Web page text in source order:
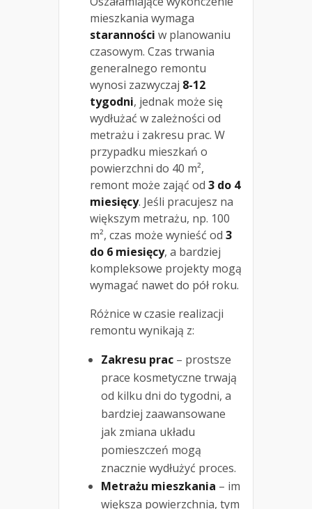
mieszkania wymaga
staranności w planowaniu
czasowym. Czas trwania
generalnego remontu
wynosi zazwyczaj 8-12
tygodni, jednak może się
wydłużać w zależności od
metrażu i zakresu prac. W
przypadku mieszkań o
powierzchni do 40 m²,
remont może zająć od 3 do 4
miesięcy. Jeśli pracujesz na
większym metrażu, np. 100
m², czas może wynieść od 3
do 6 miesięcy, a bardziej
kompleksowe projekty mogą
wymagać nawet do pół roku.
Różnice w czasie realizacji
remontu wynikają z:
Zakresu prac – prostsze
prace kosmetyczne trwają
od kilku dni do tygodni, a
bardziej zaawansowane
jak zmiana układu
pomieszczeń mogą
znacznie wydłużyć proces.
Metrażu mieszkania – im
większa powierzchnia, tym